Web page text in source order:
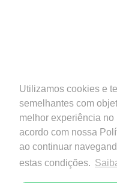
Utilizamos cookies e
semelhantes com
melhor experiência
acordo com nossa
ao continuar
estas condições.
Copyright © 2026 -